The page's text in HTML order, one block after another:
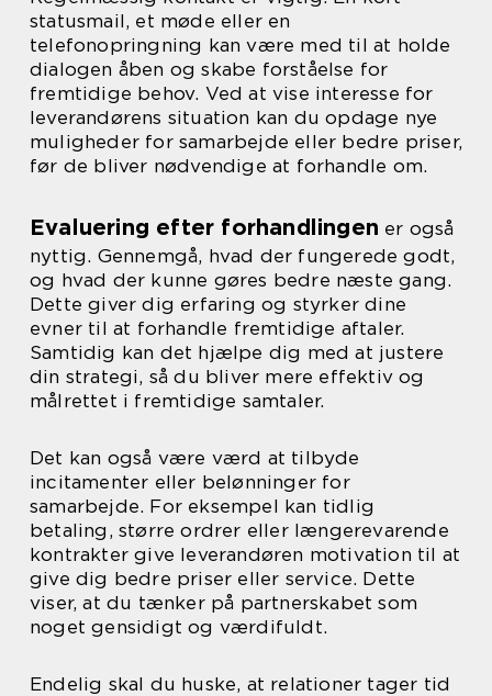
statusmail, et møde eller en
telefonopringning kan være med til at holde
dialogen åben og skabe forståelse for
fremtidige behov. Ved at vise interesse for
leverandørens situation kan du opdage nye
muligheder for samarbejde eller bedre priser,
før de bliver nødvendige at forhandle om.
Evaluering efter forhandlingen er også
nyttig. Gennemgå, hvad der fungerede godt,
og hvad der kunne gøres bedre næste gang.
Dette giver dig erfaring og styrker dine
evner til at forhandle fremtidige aftaler.
Samtidig kan det hjælpe dig med at justere
din strategi, så du bliver mere effektiv og
målrettet i fremtidige samtaler.
Det kan også være værd at tilbyde
incitamenter eller belønninger for
samarbejde. For eksempel kan tidlig
betaling, større ordrer eller længerevarende
kontrakter give leverandøren motivation til at
give dig bedre priser eller service. Dette
viser, at du tænker på partnerskabet som
noget gensidigt og værdifuldt.
Endelig skal du huske, at relationer tager tid